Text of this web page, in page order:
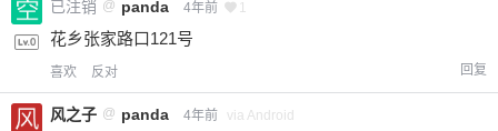
已注销 @ panda 4年前 1
花乡张家路口121号
喜欢 反对 回复
风之子 @ panda 4年前 via Android